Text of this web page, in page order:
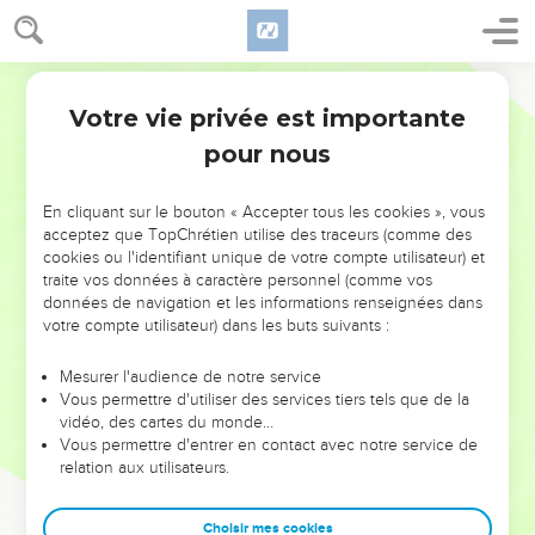
NE MANQUEZ PAS L’ÉVÉNEMENT
DE L’ANNÉE !
ET SI LEURS ERREURS POUVAIENT VOUS ÉVITER LES
VOTRES ?
leur foi ou leur vision. Mais on voit moins les doutes, les erreurs
et les saisons difficiles qu'ils ont traversés, alors même que ce
sont elles qui les ont façonnés.
Dans cette conférence, leaders, entrepreneurs, et responsables
clés pour avancer avec plus de sagesse afin que leurs erreurs
Votre vie privée est importante
pour nous
En cliquant sur le bouton « Accepter tous les cookies », vous
acceptez que TopChrétien utilise des traceurs (comme des
cookies ou l'identifiant unique de votre compte utilisateur) et
traite vos données à caractère personnel (comme vos
données de navigation et les informations renseignées dans
votre compte utilisateur) dans les buts suivants :
Mesurer l'audience de notre service
Vous permettre d'utiliser des services tiers tels que de la
vidéo, des cartes du monde…
Vous permettre d'entrer en contact avec notre service de
relation aux utilisateurs.
Choisir mes cookies